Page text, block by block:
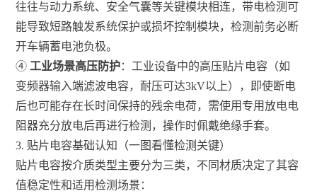
往往与动力系统、安全气囊等关键模块相连，带电检测可
能导致短路触发系统保护或损坏控制模块，检测前务必断
开车辆蓄电池负极。
④ 工业场景高压防护：工业设备中的高压贴片电容（如
变频器输入端滤波电容，耐压可达3kV以上），即使断电
后也可能存在长时间保持的残余电荷，需使用专用放电电
阻器充分放电后再进行检测，操作时佩戴绝缘手套。
3. 贴片电容基础认知（一图看懂检测关键）
贴片电容按介质类型主要分为三类，不同材质决定了其容
值稳定性和适用检测场景：